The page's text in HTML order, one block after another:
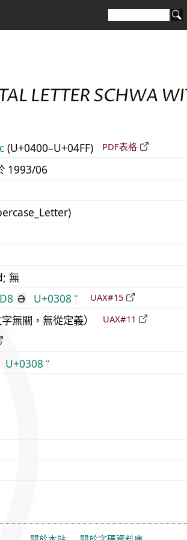
LETTER SCHWA
(U+0400–U+04FF) PDF表格
1993/06
無
Ә U+0308 UAX#15
無關，無從定義） UAX#11
U+0308